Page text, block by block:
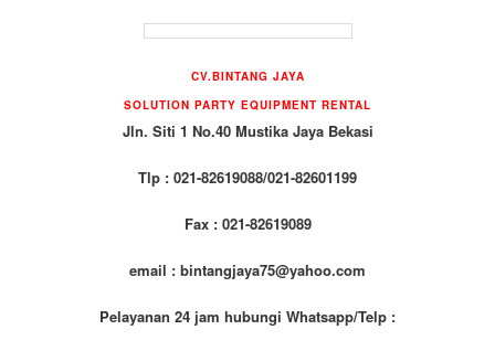
CV.BINTANG JAYA
SOLUTION PARTY EQUIPMENT RENTAL
Jln. Siti 1 No.40 Mustika Jaya Bekasi
Tlp : 021-82619088/021-82601199
Fax : 021-82619089
email : bintangjaya75@yahoo.com
Pelayanan 24 jam hubungi Whatsapp/Telp :